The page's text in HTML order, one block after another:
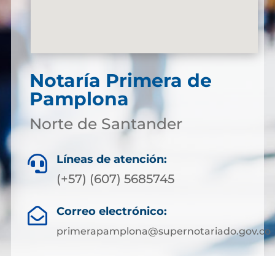
Notaría Primera de
Pamplona
Norte de Santander
 Líneas de atención:
(+57) (607) 5685745
 Correo electrónico:
primerapamplona@supernotariado.gov.co